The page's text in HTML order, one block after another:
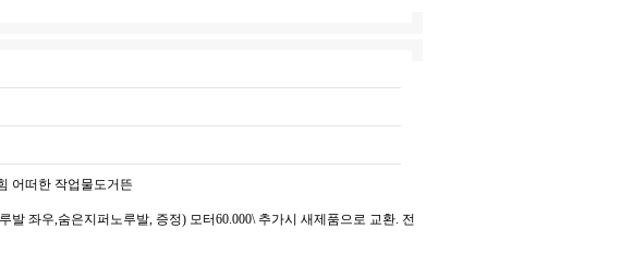
어떠한 작업물도거뜬
좌우,숨은지퍼노루발, 증정) 모터60.000\ 추가시 새제품으로 교환. 전